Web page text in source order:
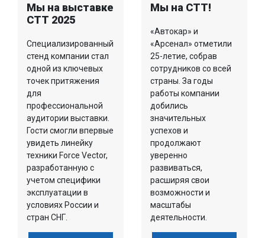
Мы на выставке
СТТ 2025
Специализированный
стенд компании стал
одной из ключевых
точек притяжения
для
профессиональной
аудитории выставки.
Гости смогли впервые
увидеть линейку
техники Force Vector,
разработанную с
учетом специфики
эксплуатации в
условиях России и
стран СНГ.
Мы на СТТ!
«Автокар» и
«Арсенал» отметили
25-летие, собрав
сотрудников со всей
страны. За годы
работы компании
добились
значительных
успехов и
продолжают
уверенно
развиваться,
расширяя свои
возможности и
масштабы
деятельности.